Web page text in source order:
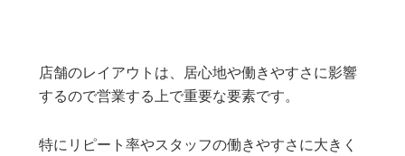
店舗のレイアウトは、居心地や働きやすさに影響
するので営業する上で重要な要素です。
特にリピート率やスタッフの働きやすさに大きく